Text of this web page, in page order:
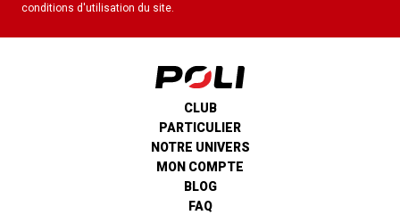
conditions d'utilisation du site.
CLUB
PARTICULIER
NOTRE UNIVERS
MON COMPTE
BLOG
FAQ